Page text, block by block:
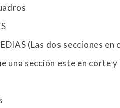
(Las dos secciones
una sección este en corte